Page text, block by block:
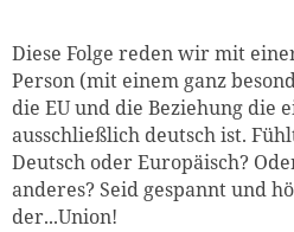
Diese Folge reden wir mit
Person (mit einem ganz
die EU und die Beziehung die
ausschließlich deutsch ist.
Deutsch oder Europäisch?
anderes? Seid gespannt und
der...Union!